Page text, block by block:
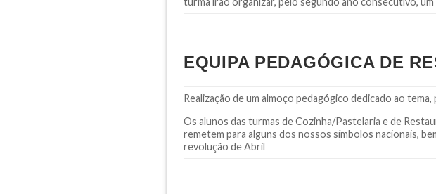
EQUIPA PEDAGÓGICA DE
Realização de um almoço pedagógico dedicado ao
Os alunos das turmas de Cozinha/Pastelaria e de
remetem para alguns dos nossos símbolos nacionais,
revolução de Abril